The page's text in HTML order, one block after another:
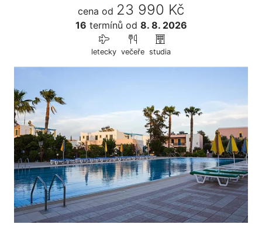
cena od 23 990 Kč
16 termínů od 8. 8. 2026
letecky večeře studia